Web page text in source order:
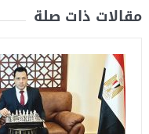
مقالات ذات صلة